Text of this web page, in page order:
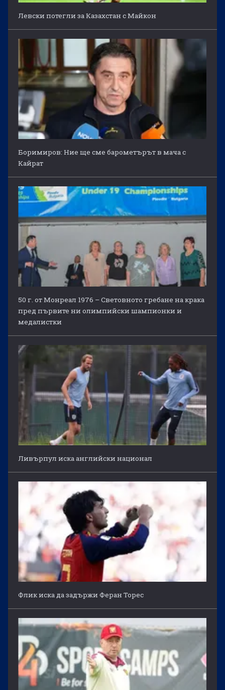
Левски потегли за Казахстан с Майкон
Боримиров: Ние ще сме барометърът в мача с
Кайрат
50 г. от Монреал 1976 – Световното гребане на крака
пред първите ни олимпийски шампионки и
медалистки
Ливърпул иска английски национал
Флик иска да задържи Феран Торес